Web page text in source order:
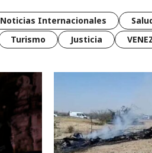
Noticias Internacionales
Turismo Justicia